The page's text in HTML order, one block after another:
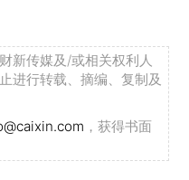
新传媒及/或相关权利人
进行转载、摘编、复制及
，获得书面